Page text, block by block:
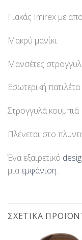
Γιακάς Imirex με
Μακρύ μανίκι
Μανσέτες
Εσωτερική πατιλέτα
Στρογγυλά κουμπιά
Πλένεται στο
Ένα εξαιρετικό
μια εμφάνιση.
ΣΧΕΤΙΚΆ